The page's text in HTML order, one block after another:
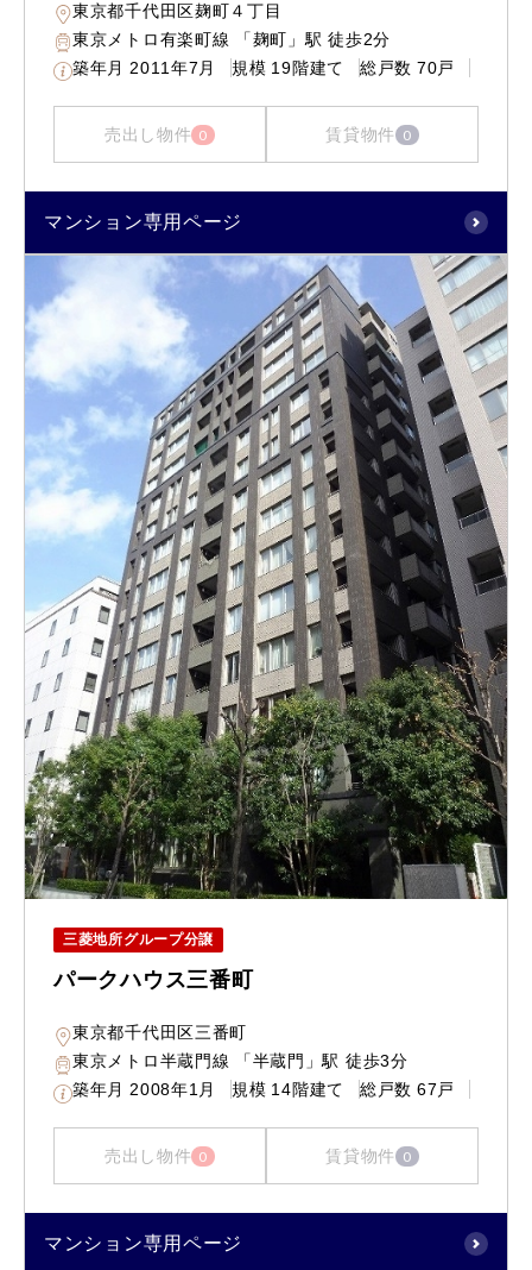
東京都千代田区麹町４丁目
東京メトロ有楽町線 「麹町」駅 徒歩2分
築年月 2011年7月 規模 19階建て 総戸数 70戸
売出し物件 0 賃貸物件 0
マンション専用ページ
三菱地所グループ分譲
パークハウス三番町
東京都千代田区三番町
東京メトロ半蔵門線 「半蔵門」駅 徒歩3分
築年月 2008年1月 規模 14階建て 総戸数 67戸
売出し物件 0 賃貸物件 0
マンション専用ページ